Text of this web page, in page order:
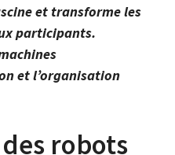
et transforme les
participants.
et l’organisation
robots